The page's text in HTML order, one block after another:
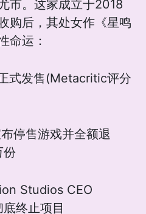
市。这家成立于2018
购后，其处女作《星鸣
命运：
式发售(Metacritic评分
停售游戏并全额退
份
Studios CEO
终止项目